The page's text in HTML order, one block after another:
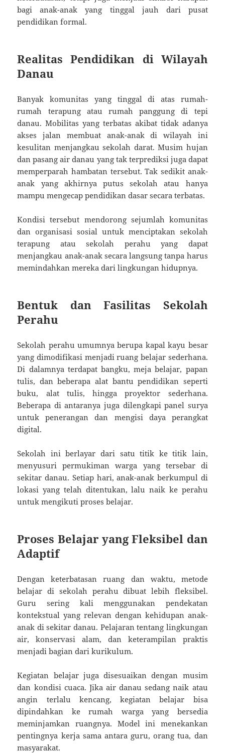
bagi anak-anak yang tinggal jauh dari pusat
pendidikan formal.
Realitas Pendidikan di Wilayah
Danau
Banyak komunitas yang tinggal di atas rumah-
rumah terapung atau rumah panggung di tepi
danau. Mobilitas yang terbatas akibat tidak adanya
akses jalan membuat anak-anak di wilayah ini
kesulitan menjangkau sekolah darat. Musim hujan
dan pasang air danau yang tak terprediksi juga dapat
memperparah hambatan tersebut. Tak sedikit anak-
anak yang akhirnya putus sekolah atau hanya
mampu mengecap pendidikan dasar secara terbatas.
Kondisi tersebut mendorong sejumlah komunitas
dan organisasi sosial untuk menciptakan sekolah
terapung atau sekolah perahu yang dapat
menjangkau anak-anak secara langsung tanpa harus
memindahkan mereka dari lingkungan hidupnya.
Bentuk dan Fasilitas Sekolah
Perahu
Sekolah perahu umumnya berupa kapal kayu besar
yang dimodifikasi menjadi ruang belajar sederhana.
Di dalamnya terdapat bangku, meja belajar, papan
tulis, dan beberapa alat bantu pendidikan seperti
buku, alat tulis, hingga proyektor sederhana.
Beberapa di antaranya juga dilengkapi panel surya
untuk penerangan dan mengisi daya perangkat
digital.
Sekolah ini berlayar dari satu titik ke titik lain,
menyusuri permukiman warga yang tersebar di
sekitar danau. Setiap hari, anak-anak berkumpul di
lokasi yang telah ditentukan, lalu naik ke perahu
untuk mengikuti proses belajar.
Proses Belajar yang Fleksibel dan
Adaptif
Dengan keterbatasan ruang dan waktu, metode
belajar di sekolah perahu dibuat lebih fleksibel.
Guru sering kali menggunakan pendekatan
kontekstual yang relevan dengan kehidupan anak-
anak di sekitar danau. Pelajaran tentang lingkungan
air, konservasi alam, dan keterampilan praktis
menjadi bagian dari kurikulum.
Kegiatan belajar juga disesuaikan dengan musim
dan kondisi cuaca. Jika air danau sedang naik atau
angin terlalu kencang, kegiatan belajar bisa
dipindahkan ke rumah warga yang bersedia
meminjamkan ruangnya. Model ini menekankan
pentingnya kerja sama antara guru, orang tua, dan
masyarakat.